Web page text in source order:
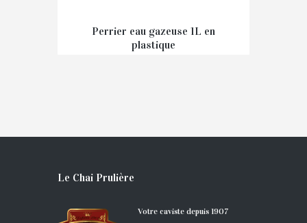
Perrier eau gazeuse 1L en
plastique
Le Chai Prulière
Votre caviste depuis 1907